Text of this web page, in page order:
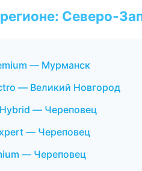
Северо-
— Мурманск
— Великий Новгород
— Череповец
— Череповец
— Череповец